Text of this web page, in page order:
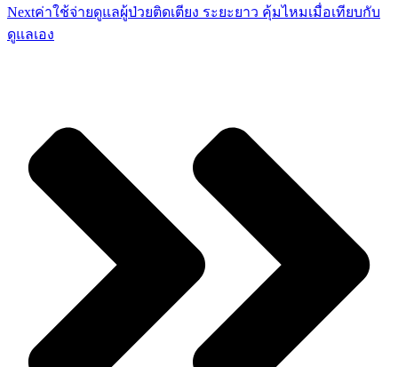
Nextค่าใช้จ่ายดูแลผู้ป่วยติดเตียง ระยะยาว คุ้มไหมเมื่อเทียบกับ
ดูแลเอง